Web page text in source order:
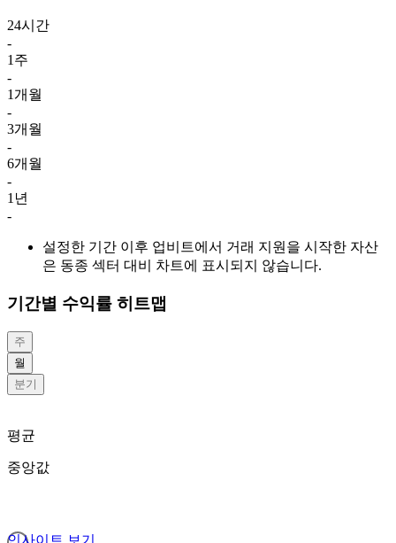
24시간
-
1주
-
1개월
-
3개월
-
6개월
-
1년
-
설정한 기간 이후 업비트에서 거래 지원을 시작한 자산
은 동종 섹터 대비 차트에 표시되지 않습니다.
기간별 수익률 히트맵
주
월
분기
평균
중앙값